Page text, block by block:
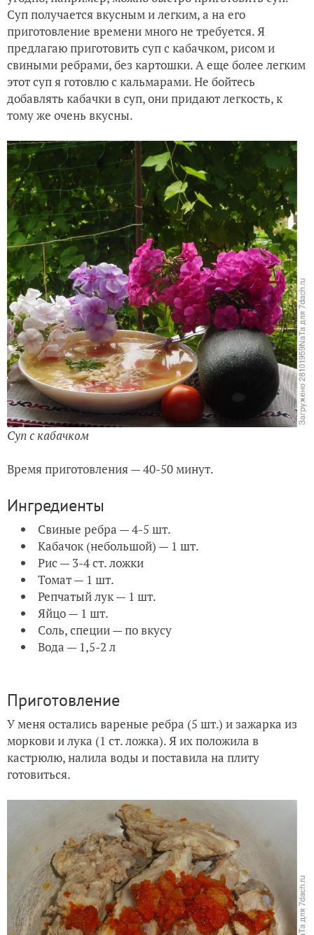
Суп получается вкусным и легким, а на его
приготовление времени много не требуется. Я
предлагаю приготовить суп с кабачком, рисом и
свиными ребрами, без картошки. А еще более легким
этот суп я готовлю с кальмарами. Не бойтесь
добавлять кабачки в суп, они придают легкость, к
тому же очень вкусны.
Суп с кабачком
Время приготовления — 40-50 минут.
Ингредиенты
Свиные ребра — 4-5 шт.
Кабачок (небольшой) — 1 шт.
Рис — 3-4 ст. ложки
Томат — 1 шт.
Репчатый лук — 1 шт.
Яйцо — 1 шт.
Соль, специи — по вкусу
Вода — 1,5-2 л
Приготовление
У меня остались вареные ребра (5 шт.) и зажарка из
моркови и лука (1 ст. ложка). Я их положила в
кастрюлю, налила воды и поставила на плиту
готовиться.